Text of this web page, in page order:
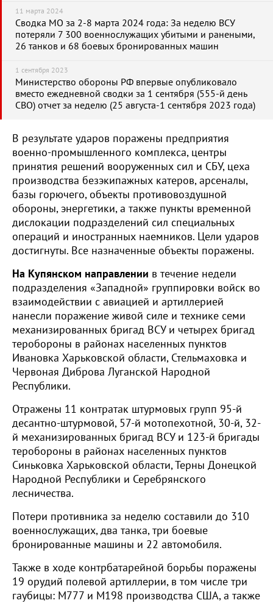
11 марта 2024
Сводка МО за 2-8 марта 2024 года: За неделю ВСУ
потеряли 7 300 военнослужащих убитыми и ранеными,
26 танков и 68 боевых бронированных машин
1 сентября 2023
Министерство обороны РФ впервые опубликовало
вместо ежедневной сводки за 1 сентября (555-й день
СВО) отчет за неделю (25 августа-1 сентября 2023 года)
В результате ударов поражены предприятия
военно-промышленного комплекса, центры
принятия решений вооруженных сил и СБУ, цеха
производства безэкипажных катеров, арсеналы,
базы горючего, объекты противовоздушной
обороны, энергетики, а также пункты временной
дислокации подразделений сил специальных
операций и иностранных наемников. Цели ударов
достигнуты. Все назначенные объекты поражены.
На Купянском направлении в течение недели
подразделения «Западной» группировки войск во
взаимодействии с авиацией и артиллерией
нанесли поражение живой силе и технике семи
механизированных бригад ВСУ и четырех бригад
теробороны в районах населенных пунктов
Ивановка Харьковской области, Стельмаховка и
Червоная Диброва Луганской Народной
Республики.
Отражены 11 контратак штурмовых групп 95-й
десантно-штурмовой, 57-й мотопехотной, 30-й, 32-
й механизированных бригад ВСУ и 123-й бригады
теробороны в районах населенных пунктов
Синьковка Харьковской области, Терны Донецкой
Народной Республики и Серебрянского
лесничества.
Потери противника за неделю составили до 310
военнослужащих, два танка, три боевые
бронированные машины и 22 автомобиля.
Также в ходе контрбатарейной борьбы поражены
19 орудий полевой артиллерии, в том числе три
гаубицы: М777 и М198 производства США, а также